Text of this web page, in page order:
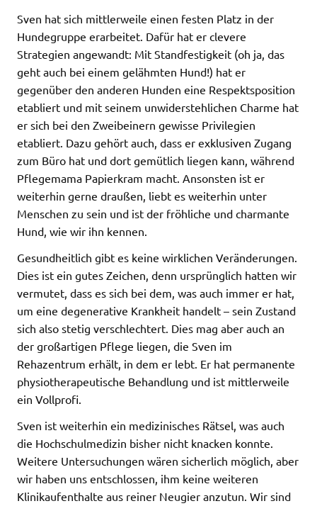
Sven hat sich mittlerweile einen festen Platz in der
Hundegruppe erarbeitet. Dafür hat er clevere
Strategien angewandt: Mit Standfestigkeit (oh ja, das
geht auch bei einem gelähmten Hund!) hat er
gegenüber den anderen Hunden eine Respektsposition
etabliert und mit seinem unwiderstehlichen Charme hat
er sich bei den Zweibeinern gewisse Privilegien
etabliert. Dazu gehört auch, dass er exklusiven Zugang
zum Büro hat und dort gemütlich liegen kann, während
Pflegemama Papierkram macht. Ansonsten ist er
weiterhin gerne draußen, liebt es weiterhin unter
Menschen zu sein und ist der fröhliche und charmante
Hund, wie wir ihn kennen.
Gesundheitlich gibt es keine wirklichen Veränderungen.
Dies ist ein gutes Zeichen, denn ursprünglich hatten wir
vermutet, dass es sich bei dem, was auch immer er hat,
um eine degenerative Krankheit handelt – sein Zustand
sich also stetig verschlechtert. Dies mag aber auch an
der großartigen Pflege liegen, die Sven im
Rehazentrum erhält, in dem er lebt. Er hat permanente
physiotherapeutische Behandlung und ist mittlerweile
ein Vollprofi.
Sven ist weiterhin ein medizinisches Rätsel, was auch
die Hochschulmedizin bisher nicht knacken konnte.
Weitere Untersuchungen wären sicherlich möglich, aber
wir haben uns entschlossen, ihm keine weiteren
Klinikaufenthalte aus reiner Neugier anzutun. Wir sind